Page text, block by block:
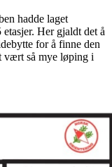
hadde laget
Her gjaldt det å
for å finne den
vært så mye løping i